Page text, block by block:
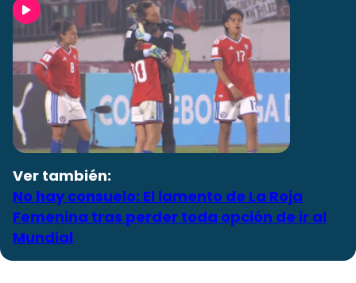
Ver también:
No hay consuelo: El lamento de La Roja
Femenina tras perder toda opción de ir al
Mundial